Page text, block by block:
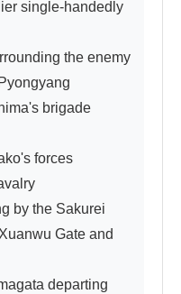
single-handedly
the enemy
brigade
forces
by the Sakurei
Gate and
departing